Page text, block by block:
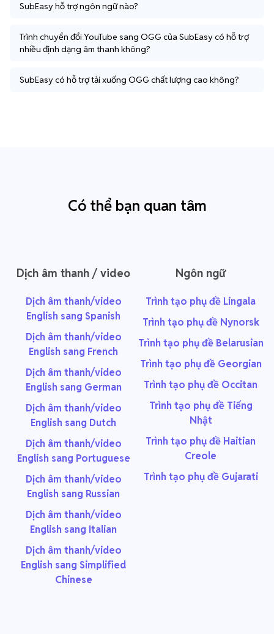
SubEasy hỗ trợ ngôn ngữ nào?
Trình chuyển đổi YouTube sang OGG của SubEasy có hỗ trợ
nhiều định dạng âm thanh không?
SubEasy có hỗ trợ tải xuống OGG chất lượng cao không?
Có thể bạn quan tâm
Dịch âm thanh / video
Dịch âm thanh/video
English sang Spanish
Dịch âm thanh/video
English sang French
Dịch âm thanh/video
English sang German
Dịch âm thanh/video
English sang Dutch
Dịch âm thanh/video
English sang Portuguese
Dịch âm thanh/video
English sang Russian
Dịch âm thanh/video
English sang Italian
Dịch âm thanh/video
English sang Simplified
Chinese
Ngôn ngữ
Trình tạo phụ đề Lingala
Trình tạo phụ đề Nynorsk
Trình tạo phụ đề Belarusian
Trình tạo phụ đề Georgian
Trình tạo phụ đề Occitan
Trình tạo phụ đề Tiếng
Nhật
Trình tạo phụ đề Haitian
Creole
Trình tạo phụ đề Gujarati